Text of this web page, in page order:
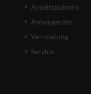
Arbeitsbühnen
Anbaugeräte
Vermietung
Service